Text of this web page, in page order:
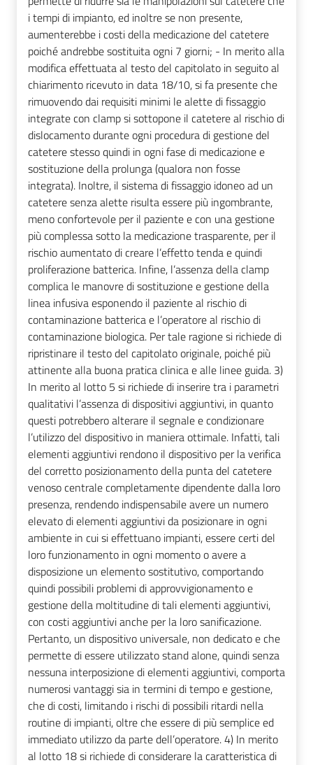
i tempi di impianto, ed inoltre se non presente,
aumenterebbe i costi della medicazione del catetere
poiché andrebbe sostituita ogni 7 giorni; - In merito alla
modifica effettuata al testo del capitolato in seguito al
chiarimento ricevuto in data 18/10, si fa presente che
rimuovendo dai requisiti minimi le alette di fissaggio
integrate con clamp si sottopone il catetere al rischio di
dislocamento durante ogni procedura di gestione del
catetere stesso quindi in ogni fase di medicazione e
sostituzione della prolunga (qualora non fosse
integrata). Inoltre, il sistema di fissaggio idoneo ad un
catetere senza alette risulta essere più ingombrante,
meno confortevole per il paziente e con una gestione
più complessa sotto la medicazione trasparente, per il
rischio aumentato di creare l’effetto tenda e quindi
proliferazione batterica. Infine, l’assenza della clamp
complica le manovre di sostituzione e gestione della
linea infusiva esponendo il paziente al rischio di
contaminazione batterica e l’operatore al rischio di
contaminazione biologica. Per tale ragione si richiede di
ripristinare il testo del capitolato originale, poiché più
attinente alla buona pratica clinica e alle linee guida. 3)
In merito al lotto 5 si richiede di inserire tra i parametri
qualitativi l’assenza di dispositivi aggiuntivi, in quanto
questi potrebbero alterare il segnale e condizionare
l’utilizzo del dispositivo in maniera ottimale. Infatti, tali
elementi aggiuntivi rendono il dispositivo per la verifica
del corretto posizionamento della punta del catetere
venoso centrale completamente dipendente dalla loro
presenza, rendendo indispensabile avere un numero
elevato di elementi aggiuntivi da posizionare in ogni
ambiente in cui si effettuano impianti, essere certi del
loro funzionamento in ogni momento o avere a
disposizione un elemento sostitutivo, comportando
quindi possibili problemi di approvvigionamento e
gestione della moltitudine di tali elementi aggiuntivi,
con costi aggiuntivi anche per la loro sanificazione.
Pertanto, un dispositivo universale, non dedicato e che
permette di essere utilizzato stand alone, quindi senza
nessuna interposizione di elementi aggiuntivi, comporta
numerosi vantaggi sia in termini di tempo e gestione,
che di costi, limitando i rischi di possibili ritardi nella
routine di impianti, oltre che essere di più semplice ed
immediato utilizzo da parte dell’operatore. 4) In merito
al lotto 18 si richiede di considerare la caratteristica di